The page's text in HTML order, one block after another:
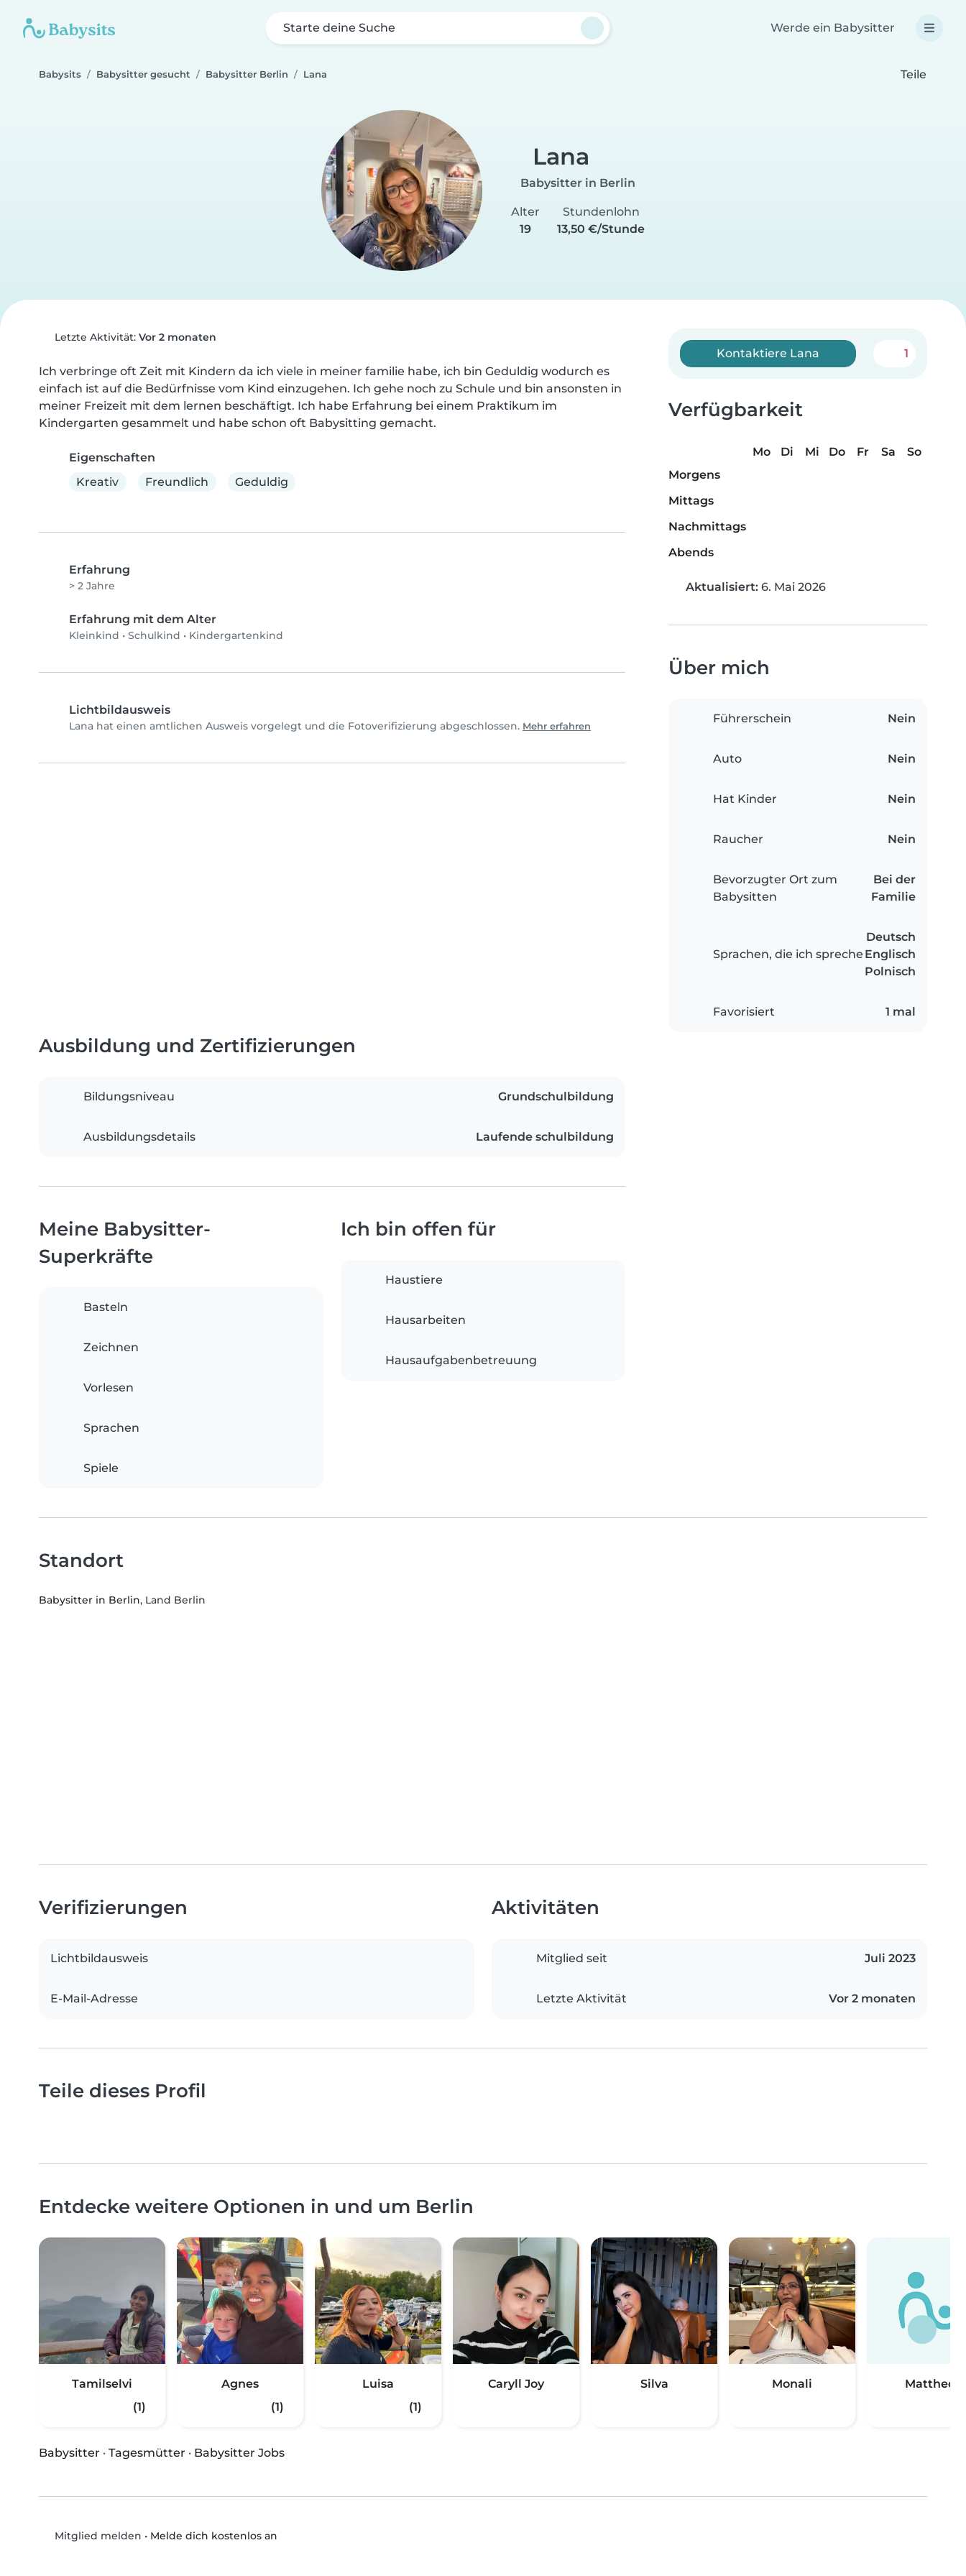
Starte deine Suche Werde ein Babysitter
Babysits Babysitter gesucht Babysitter Berlin Lana Teile
Lana
Babysitter in Berlin
Alter
19
Stundenlohn
13,50 €/Stunde
Letzte Aktivität: Vor 2 monaten
Ich verbringe oft Zeit mit Kindern da ich viele in meiner familie habe, ich bin Geduldig wodurch es
einfach ist auf die Bedürfnisse vom Kind einzugehen. Ich gehe noch zu Schule und bin ansonsten in
meiner Freizeit mit dem lernen beschäftigt. Ich habe Erfahrung bei einem Praktikum im
Kindergarten gesammelt und habe schon oft Babysitting gemacht.
Eigenschaften
Kreativ
Freundlich Geduldig
Erfahrung
> 2 Jahre
Erfahrung mit dem Alter
Kleinkind • Schulkind • Kindergartenkind
Lichtbildausweis
Lana hat einen amtlichen Ausweis vorgelegt und die Fotoverifizierung abgeschlossen. Mehr erfahren
Kontaktiere Lana 1
Verfügbarkeit
Mo Di Mi Do Fr Sa
So
Morgens
Mittags
Nachmittags
Abends
Aktualisiert: 6. Mai 2026
Über mich
Führerschein Nein
Auto Nein
Hat Kinder Nein
Raucher Nein
Bevorzugter Ort zum
Babysitten
Bei der
Familie
Sprachen, die ich spreche
Deutsch
Englisch
Polnisch
Favorisiert 1 mal
Ausbildung und Zertifizierungen
Bildungsniveau Grundschulbildung
Ausbildungsdetails Laufende schulbildung
Meine Babysitter-
Superkräfte
Basteln
Zeichnen
Vorlesen
Sprachen
Spiele
Ich bin offen für
Haustiere
Hausarbeiten
Hausaufgabenbetreuung
Standort
Babysitter in Berlin, Land Berlin
Verifizierungen
Lichtbildausweis
E-Mail-Adresse
Aktivitäten
Mitglied seit Juli 2023
Letzte Aktivität Vor 2 monaten
Teile dieses Profil
Entdecke weitere Optionen in und um Berlin
Tamilselvi
(1)
Agnes
(1)
Luisa
(1)
Caryll Joy Silva Monali Mattheo
Babysitter · Tagesmütter · Babysitter Jobs
Mitglied melden • Melde dich kostenlos an